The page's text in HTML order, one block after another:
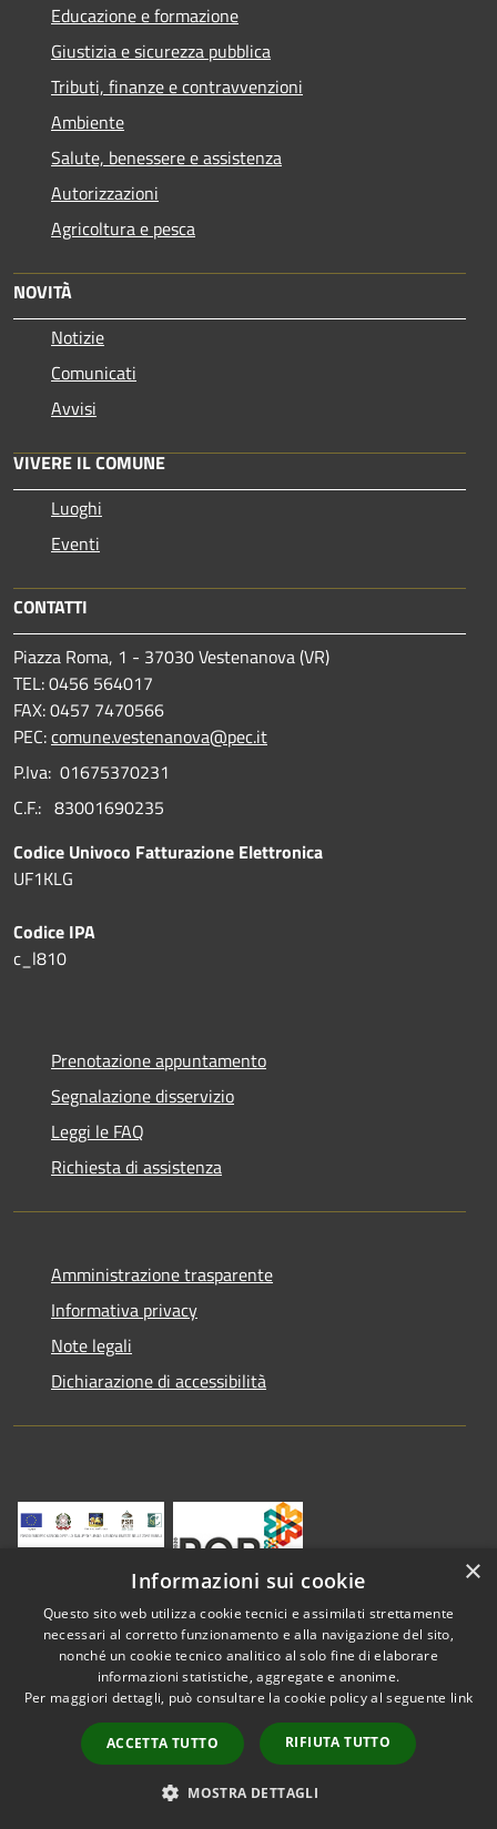
Educazione e formazione
Giustizia e sicurezza pubblica
Tributi, finanze e contravvenzioni
Ambiente
Salute, benessere e assistenza
Autorizzazioni
Agricoltura e pesca
NOVITÀ
Notizie
Comunicati
Avvisi
VIVERE IL COMUNE
Luoghi
Eventi
CONTATTI
Piazza Roma, 1 - 37030 Vestenanova (VR)
TEL: 0456 564017
FAX: 0457 7470566
PEC:comune.vestenanova@pec.it
P.Iva: 01675370231
C.F.: 83001690235
Codice Univoco Fatturazione Elettronica
UF1KLG
Codice IPA
c_l810
Prenotazione appuntamento
Segnalazione disservizio
Leggi le FAQ
Richiesta di assistenza
Amministrazione trasparente
Informativa privacy
Note legali
Dichiarazione di accessibilità
Accessibilità
Copyright © 2026 • Comune di
Vestenanova • Powered by
Municipium•
Accesso
redazione
×
Informazioni sui cookie
Questo sito web utilizza cookie tecnici e assimilati strettamente
necessari al corretto funzionamento e alla navigazione del sito,
nonché un cookie tecnico analitico al solo fine di elaborare
informazioni statistiche, aggregate e anonime.
Per maggiori dettagli, può consultare la cookie policy al seguente link
ACCETTA TUTTO RIFIUTA TUTTO
MOSTRA DETTAGLI